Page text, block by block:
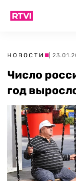
НОВОСТИ |
Число
год